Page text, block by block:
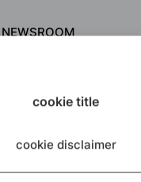
cookie title
cookie disclaimer